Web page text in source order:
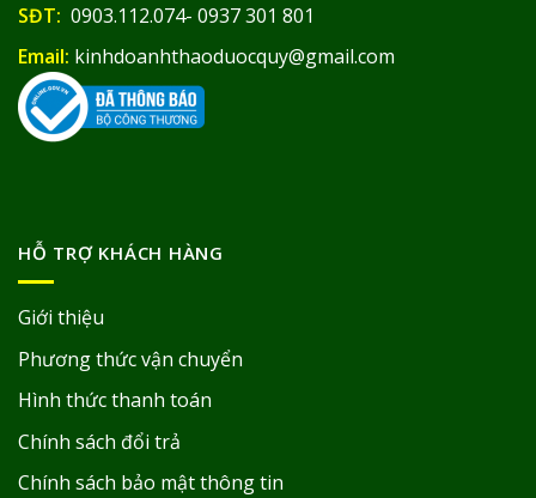
SĐT: 0903.112.074- 0937 301 801
Email: kinhdoanhthaoduocquy@gmail.com
HỖ TRỢ KHÁCH HÀNG
Giới thiệu
Phương thức vận chuyển
Hình thức thanh toán
Chính sách đổi trả
Chính sách bảo mật thông tin